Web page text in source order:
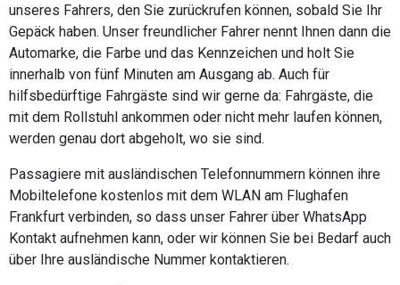
unseres Fahrers, den Sie zurückrufen können, sobald Sie Ihr
Gepäck haben. Unser freundlicher Fahrer nennt Ihnen dann die
Automarke, die Farbe und das Kennzeichen und holt Sie
innerhalb von fünf Minuten am Ausgang ab. Auch für
hilfsbedürftige Fahrgäste sind wir gerne da: Fahrgäste, die
mit dem Rollstuhl ankommen oder nicht mehr laufen können,
werden genau dort abgeholt, wo sie sind.
Passagiere mit ausländischen Telefonnummern können ihre
Mobiltelefone kostenlos mit dem WLAN am Flughafen
Frankfurt verbinden, so dass unser Fahrer über WhatsApp
Kontakt aufnehmen kann, oder wir können Sie bei Bedarf auch
über Ihre ausländische Nummer kontaktieren.